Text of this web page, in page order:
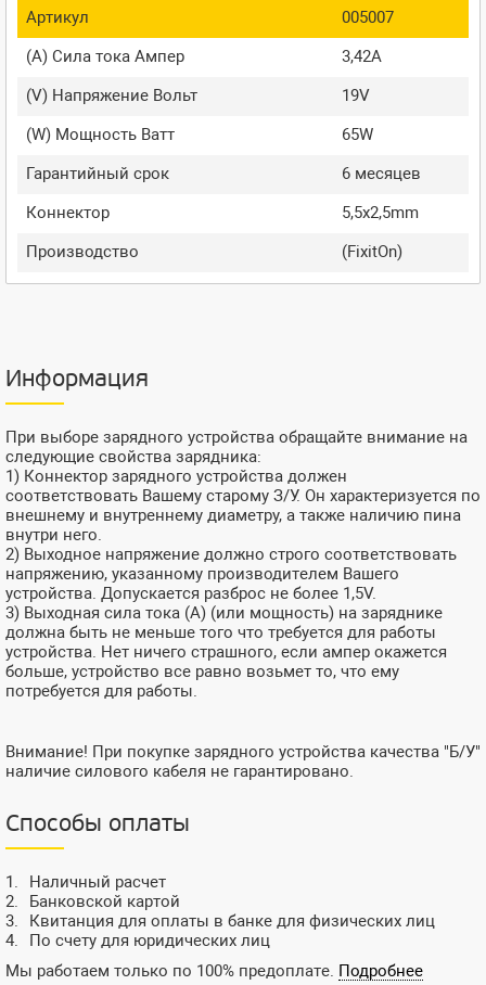
Артикул
005007
(A) Сила тока Ампер
3,42A
(V) Напряжение Вольт
19V
(W) Мощность Ватт
65W
Гарантийный срок
6 месяцев
Коннектор
5,5x2,5mm
Производство
(FixitOn)
Информация
При выборе зарядного устройства обращайте внимание на
следующие свойства зарядника:
1) Коннектор зарядного устройства должен
соответствовать Вашему старому З/У. Он характеризуется по
внешнему и внутреннему диаметру, а также наличию пина
внутри него.
2) Выходное напряжение должно строго соответствовать
напряжению, указанному производителем Вашего
устройства. Допускается разброс не более 1,5V.
3) Выходная сила тока (А) (или мощность) на заряднике
должна быть не меньше того что требуется для работы
устройства. Нет ничего страшного, если ампер окажется
больше, устройство все равно возьмет то, что ему
потребуется для работы.
Внимание! При покупке зарядного устройства качества "Б/У"
наличие силового кабеля не гарантировано.
Способы оплаты
Наличный расчет
Банковской картой
Квитанция для оплаты в банке для физических лиц
По счету для юридических лиц
Мы работаем только по 100% предоплате. Подробнее